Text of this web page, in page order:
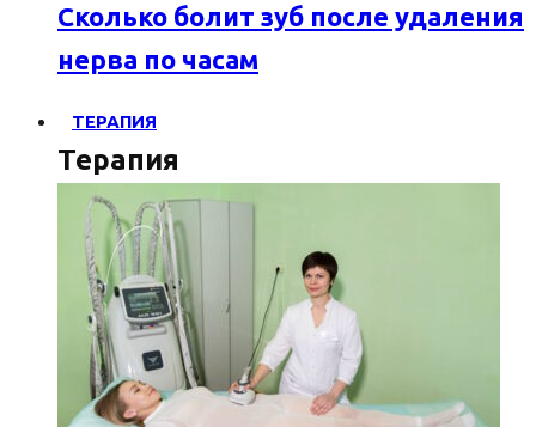
Сколько болит зуб после удаления
нерва по часам
ТЕРАПИЯ
Терапия